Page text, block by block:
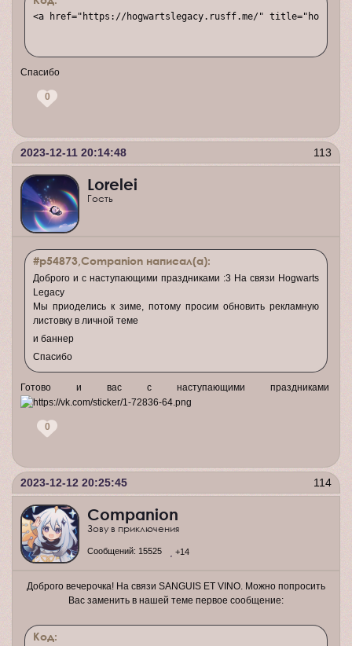
<a href="https://hogwartslegacy.rusff.me/"
Спасибо
0
113
2023-12-11 20:14:48
Lorelei
Гость
#p54873,Companion написал(а):
Доброго и с наступающими праздниками :3 На связи Hogwarts
Legacy
Мы приоделись к зиме, потому просим обновить рекламную
листовку в личной теме
и баннер
Спасибо
Готово и вас с наступающими праздниками
0
114
2023-12-12 20:25:45
Companion
Зову в приключения
Сообщений: 15525 +14
Доброго вечерочка! На связи SANGUIS ET VINO. Можно попросить
Вас заменить в нашей теме первое сообщение:
Код: